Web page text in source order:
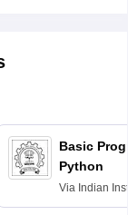
Basic
Python
Via Indian
Bombay